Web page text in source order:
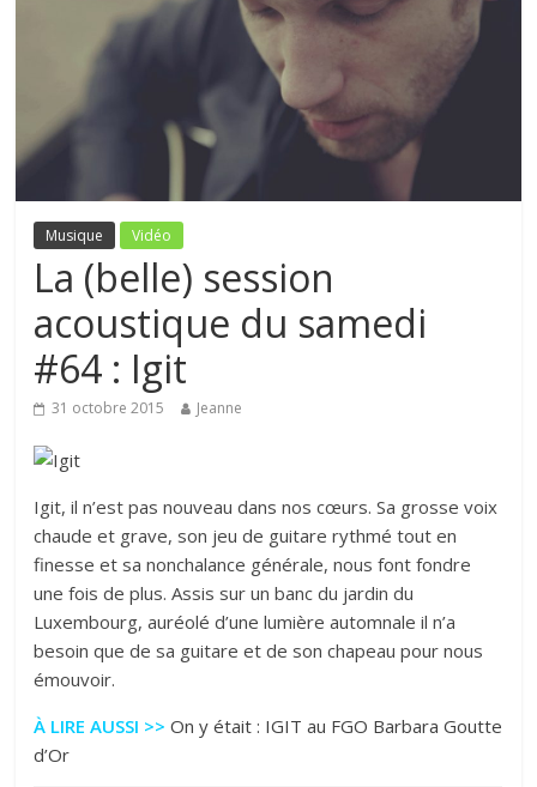
Musique Vidéo
La (belle) session
acoustique du samedi
#64 : Igit
31 octobre 2015 Jeanne
Igit, il n’est pas nouveau dans nos cœurs. Sa grosse voix
chaude et grave, son jeu de guitare rythmé tout en
finesse et sa nonchalance générale, nous font fondre
une fois de plus. Assis sur un banc du jardin du
Luxembourg, auréolé d’une lumière automnale il n’a
besoin que de sa guitare et de son chapeau pour nous
émouvoir.
À LIRE AUSSI >> On y était : IGIT au FGO Barbara Goutte
d’Or